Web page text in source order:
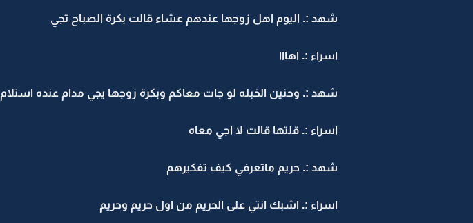
شهد :. اليوم اهل زوجها عندهم عشاء قالت بكرة الصباح تجي
اسراء :. اهااا
شهد :. وحنين الخبله لو جات معاكم وبكرة زوجها يجي مدام عنده استلام
اسراء :. قلتها قالت لا اجي معاه
شهد :. حريم ماتعرفي كيف تفكيرهم
اسراء :. اشبك انتي على الحريم من اول حريم وحريم